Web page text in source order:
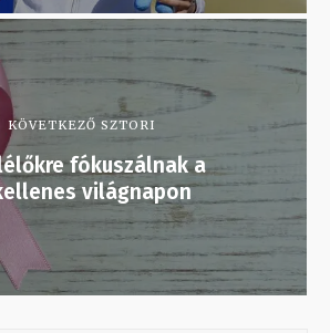
KÖVETKEZŐ SZTORI
fókuszálnak a
világnapon